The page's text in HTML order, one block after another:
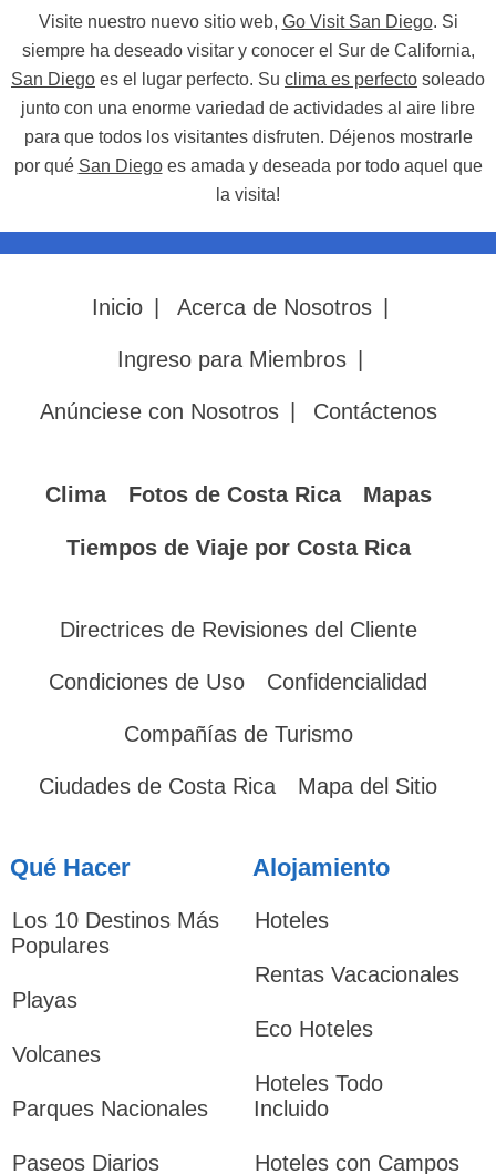
Visite nuestro nuevo sitio web, Go Visit San Diego. Si
siempre ha deseado visitar y conocer el Sur de California,
San Diego es el lugar perfecto. Su clima es perfecto soleado
junto con una enorme variedad de actividades al aire libre
para que todos los visitantes disfruten. Déjenos mostrarle
por qué San Diegoes amada y deseada por todo aquel que
la visita!
Inicio Acerca de Nosotros
Ingreso para Miembros
Anúnciese con Nosotros Contáctenos
Clima Fotos de Costa Rica Mapas
Tiempos de Viaje por Costa Rica
Directrices de Revisiones del Cliente
Condiciones de Uso Confidencialidad
Compañías de Turismo
Ciudades de Costa Rica Mapa del Sitio
Qué Hacer
Los 10 Destinos Más
Populares
Playas
Volcanes
Parques Nacionales
Paseos Diarios
Alojamiento
Hoteles
Rentas Vacacionales
Eco Hoteles
Hoteles Todo
Incluido
Hoteles con Campos